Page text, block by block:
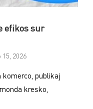
efikos sur
15, 2026
publikaj
kresko,